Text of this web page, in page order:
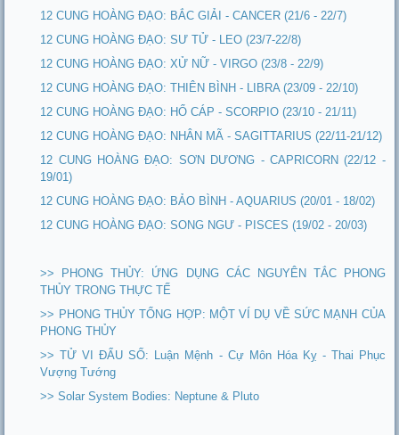
12 CUNG HOÀNG ĐẠO: BẮC GIẢI - CANCER (21/6 - 22/7)
12 CUNG HOÀNG ĐẠO: SƯ TỬ - LEO (23/7-22/8)
12 CUNG HOÀNG ĐẠO: XỬ NỮ - VIRGO (23/8 - 22/9)
12 CUNG HOÀNG ĐẠO: THIÊN BÌNH - LIBRA (23/09 - 22/10)
12 CUNG HOÀNG ĐẠO: HỔ CÁP - SCORPIO (23/10 - 21/11)
12 CUNG HOÀNG ĐẠO: NHÂN MÃ - SAGITTARIUS (22/11-21/12)
12 CUNG HOÀNG ĐẠO: SƠN DƯƠNG - CAPRICORN (22/12 -
19/01)
12 CUNG HOÀNG ĐẠO: BẢO BÌNH - AQUARIUS (20/01 - 18/02)
12 CUNG HOÀNG ĐẠO: SONG NGƯ - PISCES (19/02 - 20/03)
>> PHONG THỦY: ỨNG DỤNG CÁC NGUYÊN TẮC PHONG
THỦY TRONG THỰC TẾ
>> PHONG THỦY TỔNG HỢP: MỘT VÍ DỤ VỀ SỨC MẠNH CỦA
PHONG THỦY
>> TỬ VI ĐẨU SỐ: Luận Mệnh - Cự Môn Hóa Kỵ - Thai Phục
Vượng Tướng
>> Solar System Bodies: Neptune & Pluto